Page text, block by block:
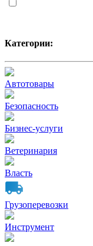
Категории:
Автотовары
Безопасность
Бизнес-услуги
Ветеринария
Власть
Грузоперевозки
Инструмент